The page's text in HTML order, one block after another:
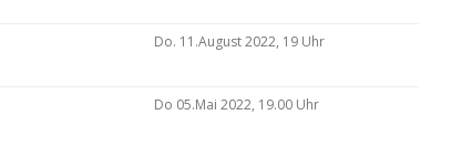
Do. 11.August 2022, 19 Uhr
Do 05.Mai 2022, 19.00 Uhr